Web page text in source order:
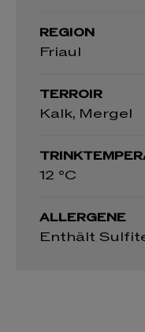
REGION
Friaul
TERROIR
Kalk, Mergel
12 °C
ALLERGENE
Enthält